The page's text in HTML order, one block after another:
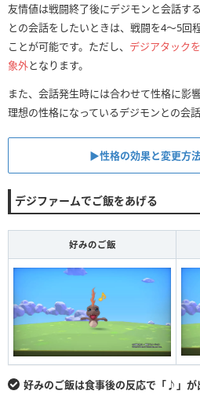
友情値は戦闘終了後にデジモンと会話す
との会話をしたいときは、戦闘を4〜5回
ことが可能です。ただし、 デジアタック
象外となります。
また、会話発生時には合わせて性格に影
理想の性格になっているデジモンとの会
▶︎性格の効果と変更方
デジファームでご飯をあげる
好みのご飯
好みのご飯は食事後の反応で「♪」が